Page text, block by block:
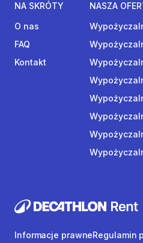
NA SKRÓTY
O nas
FAQ
Kontakt
NASZA
Informacje prawneRegulamin